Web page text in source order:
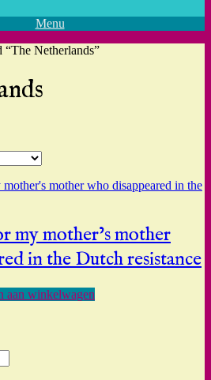
Menu
“The Netherlands”
my mother’s mother
in the Dutch resistance
aan winkelwagen